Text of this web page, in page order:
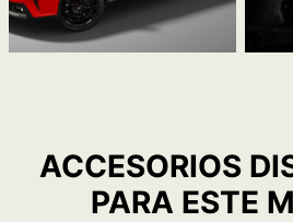
ACCESORIOS
PARA ESTE